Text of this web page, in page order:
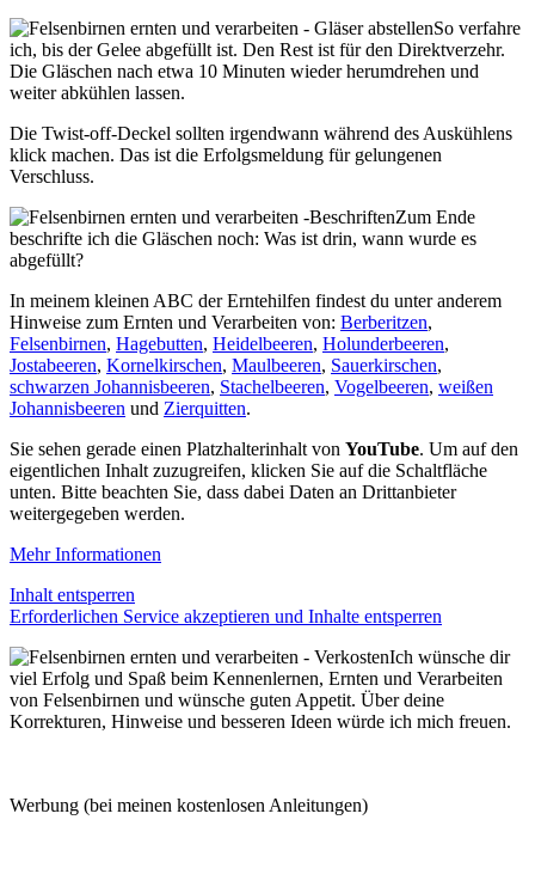
So verfahre
ich, bis der Gelee abgefüllt ist. Den Rest ist für den Direktverzehr.
Die Gläschen nach etwa 10 Minuten wieder herumdrehen und
weiter abkühlen lassen.
Die Twist-off-Deckel sollten irgendwann während des Auskühlens
klick machen. Das ist die Erfolgsmeldung für gelungenen
Verschluss.
Zum Ende
beschrifte ich die Gläschen noch: Was ist drin, wann wurde es
abgefüllt?
In meinem kleinen ABC der Erntehilfen findest du unter anderem
Hinweise zum Ernten und Verarbeiten von: Berberitzen,
Felsenbirnen, Hagebutten, Heidelbeeren, Holunderbeeren,
Jostabeeren, Kornelkirschen, Maulbeeren, Sauerkirschen,
schwarzen Johannisbeeren, Stachelbeeren, Vogelbeeren, weißen
Johannisbeeren und Zierquitten.
Sie sehen gerade einen Platzhalterinhalt von YouTube. Um auf den
eigentlichen Inhalt zuzugreifen, klicken Sie auf die Schaltfläche
unten. Bitte beachten Sie, dass dabei Daten an Drittanbieter
weitergegeben werden.
Mehr Informationen
Inhalt entsperren
Erforderlichen Service akzeptieren und Inhalte entsperren
Ich wünsche dir
viel Erfolg und Spaß beim Kennenlernen, Ernten und Verarbeiten
von Felsenbirnen und wünsche guten Appetit. Über deine
Korrekturen, Hinweise und besseren Ideen würde ich mich freuen.
Werbung (bei meinen kostenlosen Anleitungen)